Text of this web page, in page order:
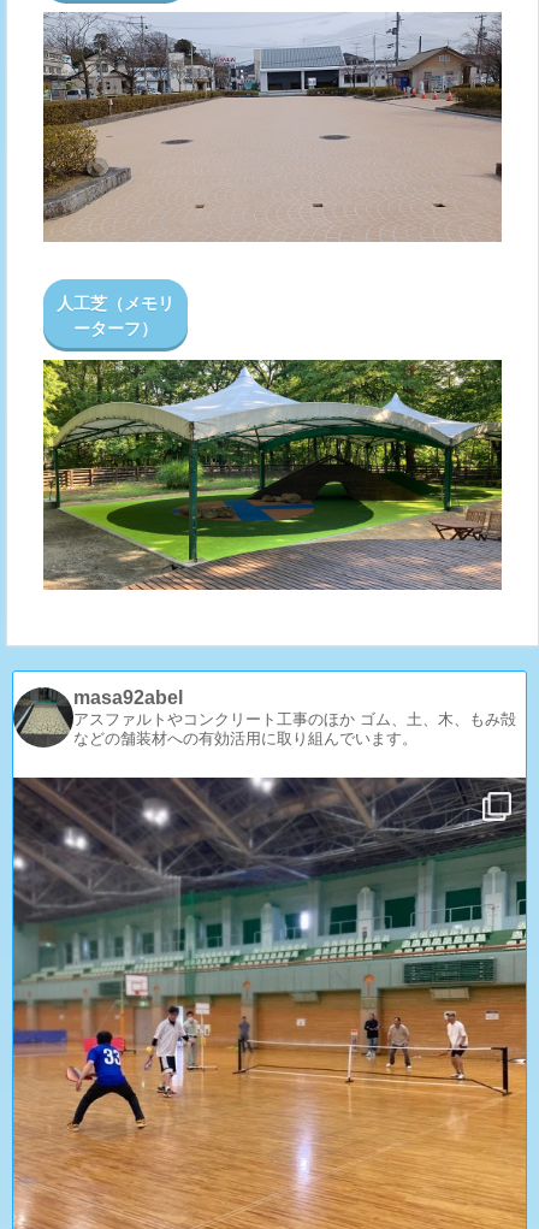
人工芝（メモリ
ーターフ）
masa92abel
アスファルトやコンクリート工事のほか ゴム、土、木、もみ殻
などの舗装材への有効活用に取り組んでいます。